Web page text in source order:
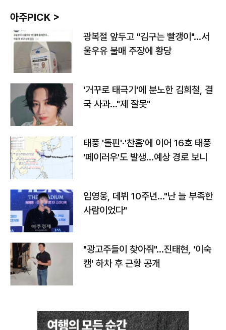
아주PICK >
광복절 앞두고 "김구는 빨갱이"…서
울우유 불매 주장에 황당
'거꾸로 태극기'에 분노한 김희철, 결
국 사과…"제 잘못"
태풍 '돌핀'·'찬홈'에 이어 16호 태풍
'페이러우'도 발생…예상 경로 보니
임영웅, 데뷔 10주년…"난 늘 부족한
사람이었다"
"광고주들이 찾아줘"…진태현, '이숙
캠' 하차 후 근황 공개